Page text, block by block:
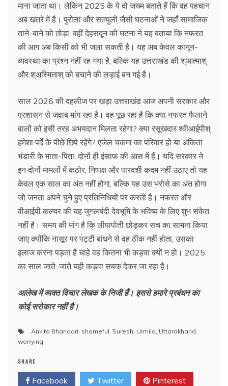
माना जाता था। लेकिन 2025 के ये दो जख्म बताते हैं कि वह पहचान
अब खतरे में है। पुरोला और सतपुली जैसी घटनाओं ने जहाँ सामाजिक
ताने-बाने को तोड़ा, वहीं देहरादून की घटना ने यह बताया कि नफरत
की आग अब किसी को भी जला सकती है। यह अब केवल कानून-
व्यवस्था का प्रश्न नहीं रह गया है, बल्कि यह उत्तराखंड की श्आत्माश्
और श्अस्मिताश् को बचाने की लड़ाई बन गई है।
साल 2026 की दहलीज पर खड़ा उत्तराखंड आज अपनी सरकार और
प्रशासन से जवाब मांग रहा है। वह पूछ रहा है कि क्या नफरत फैलाने
वालों को इसी तरह अभयदान मिलता रहेगा? क्या रसूखदार श्वीआईपीश्
हमेशा पर्दे के पीछे छिपे रहेंगे? एंजेल चकमा का परिवार हो या अंकिता
भंडारी के माता-पिता, दोनों ही इंसाफ की आस में हैं। यदि सरकार ने
इन दोनों मामलों में कठोर, निष्पक्ष और पारदर्शी कदम नहीं उठाए तो यह
केवल एक साल का अंत नहीं होगा, बल्कि यह उस भरोसे का अंत होगा
जो जनता अपने चुने हुए प्रतिनिधियों पर करती है। नफरत और
वीआईपी कल्चर की यह जुगलबंदी देवभूमि के भविष्य के लिए शुभ संकेत
नहीं है। समय की मांग है कि लीपापोती छोड़कर सच का सामना किया
जाए क्योंकि नासूर पर पट्टी बांधने से वह ठीक नहीं होता, उसका
इलाज करना पड़ता है चाहे वह कितना भी कड़वा क्यों न हो। 2025
का साल जाते-जाते यही कड़वा सबक देकर जा रहा है।
आलेख में व्यक्त विचार लेखक के निजी हैं। इससे हमारे प्रबंधन का
कोई सरोकार नहीं है।
Ankita Bhandari shameful Suresh Urmila Uttarakhand
worrying
SHARE
Facebook Twitter Pinterest